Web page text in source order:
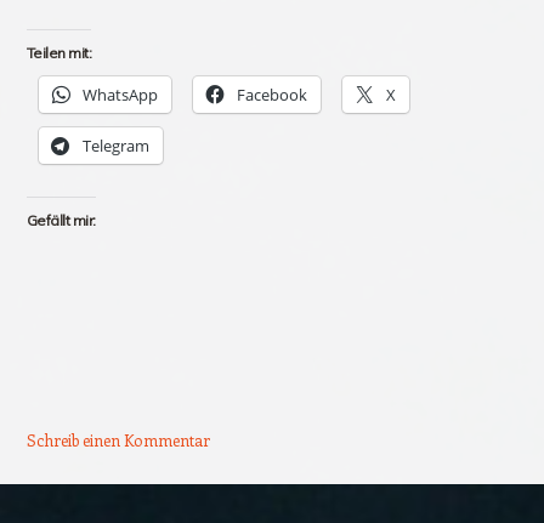
Teilen mit:
WhatsApp Facebook X
Telegram
Gefällt mir:
Schreib einen Kommentar